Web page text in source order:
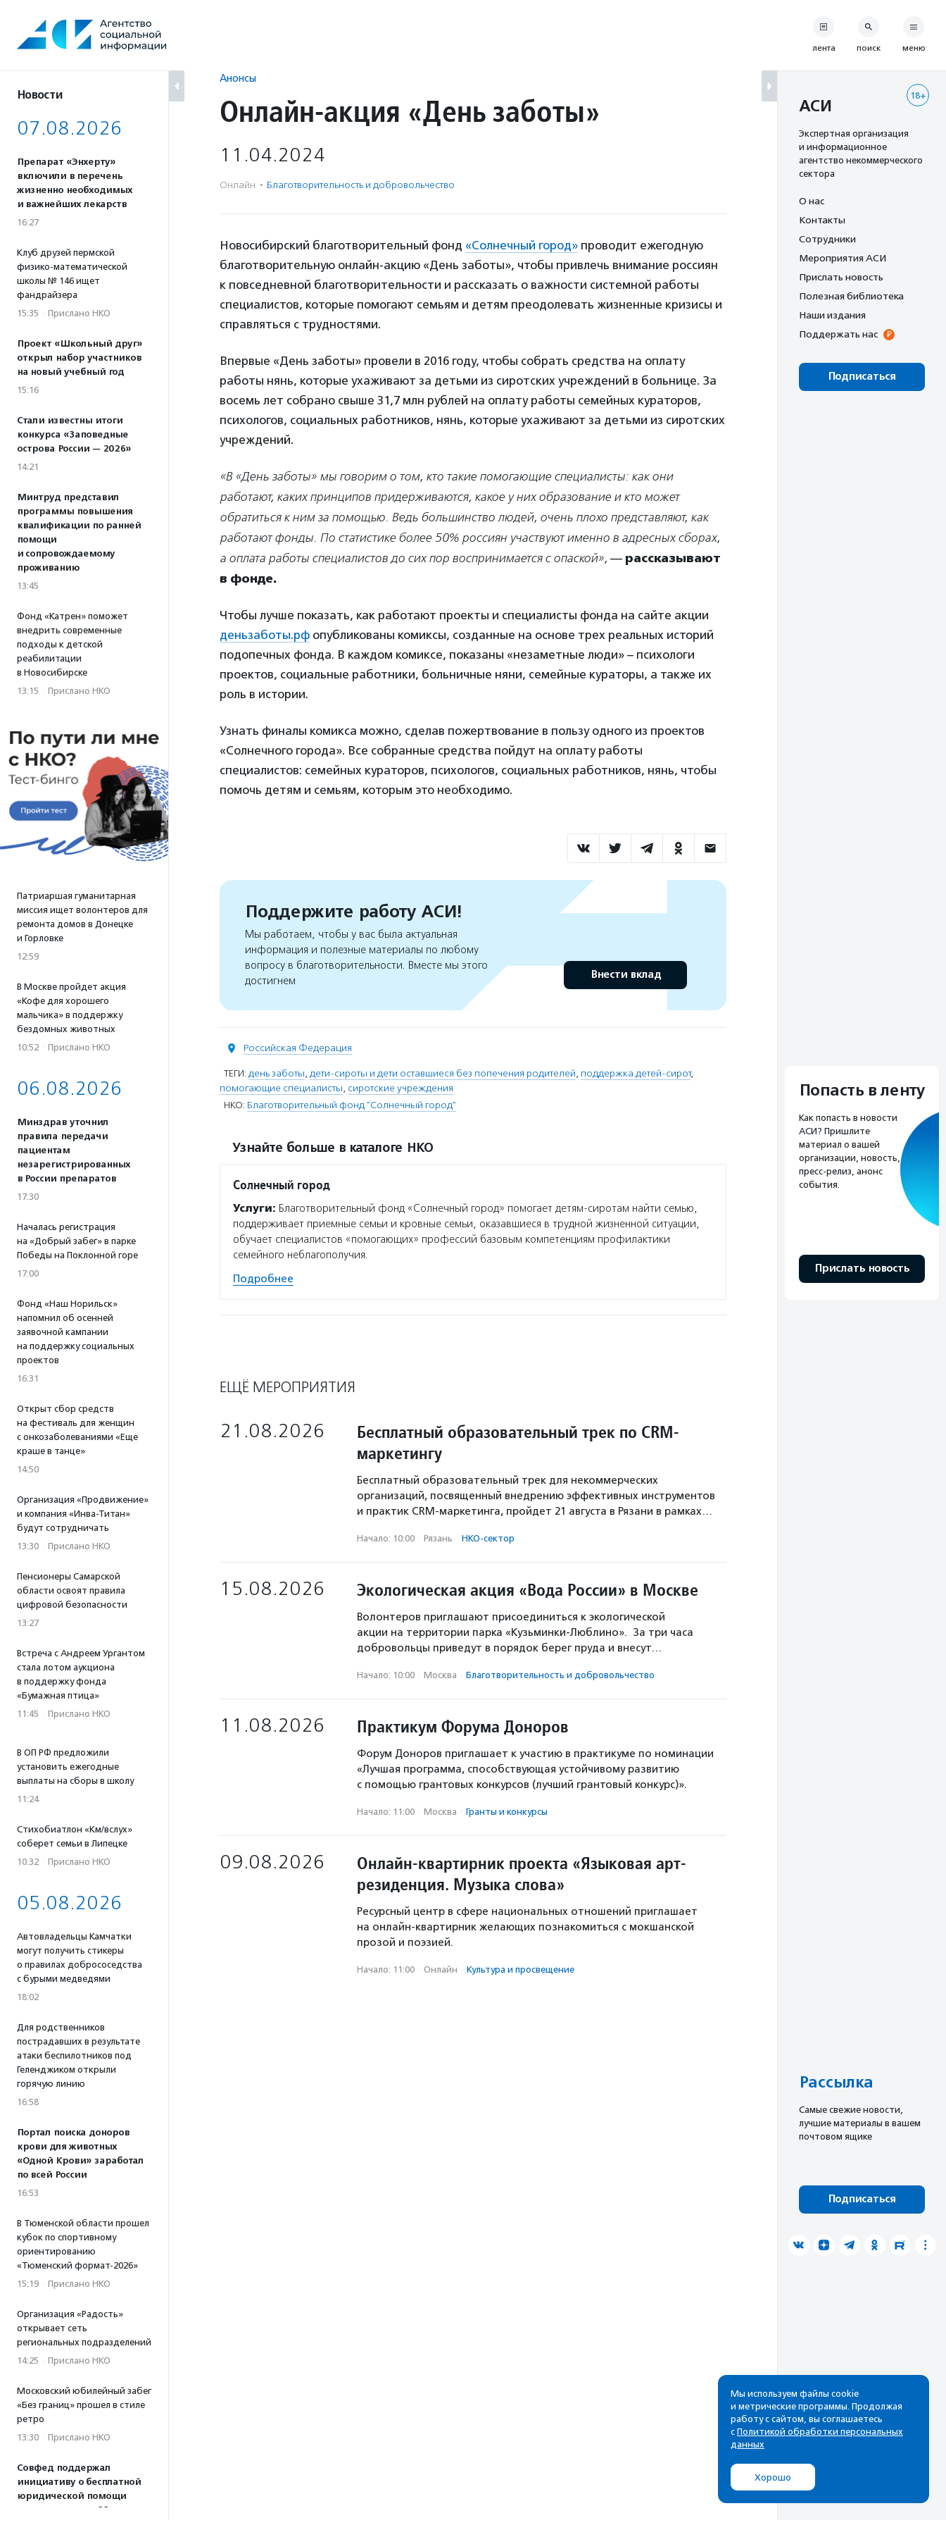
содержанию
Новости
07.08.2026
Препарат «Энхерту»
включили в перечень
жизненно необходимых
и важнейших лекарств
16:27
Клуб друзей пермской
физико-математической
школы № 146 ищет
фандрайзера
15:35 · Прислано НКО
Проект «Школьный друг»
открыл набор участников
на новый учебный год
15:16
Стали известны итоги
конкурса «Заповедные
острова России — 2026»
14:21
Минтруд представил
программы повышения
квалификации по ранней
помощи
и сопровождаемому
проживанию
13:45
Фонд «Катрен» поможет
внедрить современные
подходы к детской
реабилитации
в Новосибирске
13:15 · Прислано НКО
Патриаршая гуманитарная
миссия ищет волонтеров для
ремонта домов в Донецке
и Горловке
12:59
В Москве пройдет акция
«Кофе для хорошего
мальчика» в поддержку
бездомных животных
10:52 · Прислано НКО
06.08.2026
Минздрав уточнил
правила передачи
пациентам
незарегистрированных
в России препаратов
17:30
Началась регистрация
на «Добрый забег» в парке
Победы на Поклонной горе
17:00
Фонд «Наш Норильск»
напомнил об осенней
заявочной кампании
на поддержку социальных
проектов
16:31
Открыт сбор средств
на фестиваль для женщин
с онкозаболеваниями «Еще
краше в танце»
14:50
Организация «Продвижение»
и компания «Инва-Титан»
будут сотрудничать
13:30 · Прислано НКО
Пенсионеры Самарской
области освоят правила
цифровой безопасности
13:27
Встреча с Андреем Ургантом
стала лотом аукциона
в поддержку фонда
«Бумажная птица»
11:45 · Прислано НКО
В ОП РФ предложили
установить ежегодные
выплаты на сборы в школу
11:24
Стихобиатлон «Км/вслух»
соберет семьи в Липецке
10:32 · Прислано НКО
05.08.2026
Автовладельцы Камчатки
могут получить стикеры
о правилах добрососедства
с бурыми медведями
18:02
Для родственников
пострадавших в результате
атаки беспилотников под
Геленджиком открыли
горячую линию
16:58
Портал поиска доноров
крови для животных
«Одной Крови» заработал
по всей России
16:53
В Тюменской области прошел
кубок по спортивному
ориентированию
«Тюменский формат-2026»
15:19 · Прислано НКО
Организация «Радость»
открывает сеть
региональных подразделений
14:25 · Прислано НКО
Московский юбилейный забег
«Без границ» прошел в стиле
ретро
13:30 · Прислано НКО
Совфед поддержал
инициативу о бесплатной
юридической помощи
сиротам старше 23 лет
Анонсы
Онлайн-акция «День заботы»
11.04.2024
Онлайн · Благотвори­тель­ность и доброволь­чест­во
Новосибирский благотворительный фонд «Солнечный город» проводит ежегодную
благотворительную онлайн-акцию «День заботы», чтобы привлечь внимание россиян
к повседневной благотворительности и рассказать о важности системной работы
специалистов, которые помогают семьям и детям преодолевать жизненные кризисы и
справляться с трудностями.
Впервые «День заботы» провели в 2016 году, чтобы собрать средства на оплату
работы нянь, которые ухаживают за детьми из сиротских учреждений в больнице. За
восемь лет собрано свыше 31,7 млн рублей на оплату работы семейных кураторов,
психологов, социальных работников, нянь, которые ухаживают за детьми из сиротских
учреждений.
«В «День заботы» мы говорим о том, кто такие помогающие специалисты: как они
работают, каких принципов придерживаются, какое у них образование и кто может
обратиться к ним за помощью. Ведь большинство людей, очень плохо представляют, как
работают фонды. По статистике более 50% россиян участвуют именно в адресных сборах,
а оплата работы специалистов до сих пор воспринимается с опаской», — рассказывают
в фонде.
Чтобы лучше показать, как работают проекты и специалисты фонда на сайте акции
деньзаботы.рф опубликованы комиксы, созданные на основе трех реальных историй
подопечных фонда. В каждом комиксе, показаны «незаметные люди» – психологи
проектов, социальные работники, больничные няни, семейные кураторы, а также их
роль в истории.
Узнать финалы комикса можно, сделав пожертвование в пользу одного из проектов
«Солнечного города». Все собранные средства пойдут на оплату работы
специалистов: семейных кураторов, психологов, социальных работников, нянь, чтобы
помочь детям и семьям, которым это необходимо.
Поддержите работу АСИ!
Мы работаем, чтобы у вас была актуальная
информация и полезные материалы по любому
вопросу в благотворительности. Вместе мы этого
достигнем
Внести вклад
Российская Федерация
ТЕГИ: день заботы, дети-сироты и дети оставшиеся без попечения родителей, поддержка детей-сирот,
помогающие специалисты, сиротские учреждения
НКО: Благотворительный фонд "Солнечный город"
Узнайте больше в каталоге НКО
Солнечный город
Услуги: Благотворительный фонд «Солнечный город» помогает детям-сиротам найти семью,
поддерживает приемные семьи и кровные семьи, оказавшиеся в трудной жизненной ситуации,
обучает специалистов «помогающих» профессий базовым компетенциям профилактики
семейного неблагополучия.
Подробнее
ЕЩЁ МЕРОПРИЯТИЯ
21.08.2026
Бесплатный образовательный трек по CRM-
маркетингу
Бесплатный образовательный трек для некоммерческих
организаций, посвященный внедрению эффективных инструментов
и практик CRM-маркетинга, пройдет 21 августа в Рязани в рамках…
Начало: 10:00 · Рязань · НКО-сектор
15.08.2026 Экологическая акция «Вода России» в Москве
Волонтеров приглашают присоединиться к экологической
акции на территории парка «Кузьминки-Люблино». За три часа
добровольцы приведут в порядок берег пруда и внесут…
Начало: 10:00 · Москва · Благотвори­тель­ность и доброволь­чест­во
11.08.2026 Практикум Форума Доноров
Форум Доноров приглашает к участию в практикуме по номинации
«Лучшая программа, способствующая устойчивому развитию
с помощью грантовых конкурсов (лучший грантовый конкурс)».
Начало: 11:00 · Москва · Гранты и конкурсы
09.08.2026
Онлайн-квартирник проекта «Языковая арт-
резиденция. Музыка слова»
Ресурсный центр в сфере национальных отношений приглашает
на онлайн-квартирник желающих познакомиться с мокшанской
прозой и поэзией.
Начало: 11:00 · Онлайн · Культура и просвещение
лента поиск меню
18+
АСИ
Экспертная организация
и информационное
агентство некоммерческого
сектора
О нас
Контакты
Сотрудники
Мероприятия АСИ
Прислать новость
Полезная библиотека
Наши издания
Поддержать нас
Подписаться
Попасть в ленту
Как попасть в новости
АСИ? Пришлите
материал о вашей
организации, новость,
пресс-релиз, анонс
события.
Прислать новость
Рассылка
Cамые свежие новости,
лучшие материалы в вашем
почтовом ящике
Подписаться
Мы используем файлы cookie
и метрические программы. Продолжая
работу с сайтом, вы соглашаетесь
с Политикой обработки персональных
данных
Хорошо